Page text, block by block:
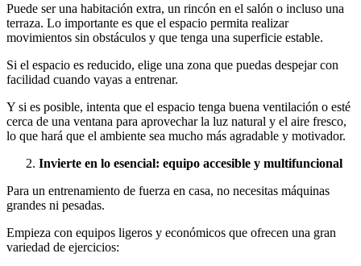
Puede ser una habitación extra, un rincón en el salón o incluso una
terraza. Lo importante es que el espacio permita realizar
movimientos sin obstáculos y que tenga una superficie estable.
Si el espacio es reducido, elige una zona que puedas despejar con
facilidad cuando vayas a entrenar.
Y si es posible, intenta que el espacio tenga buena ventilación o esté
cerca de una ventana para aprovechar la luz natural y el aire fresco,
lo que hará que el ambiente sea mucho más agradable y motivador.
Invierte en lo esencial: equipo accesible y multifuncional
Para un entrenamiento de fuerza en casa, no necesitas máquinas
grandes ni pesadas.
Empieza con equipos ligeros y económicos que ofrecen una gran
variedad de ejercicios: